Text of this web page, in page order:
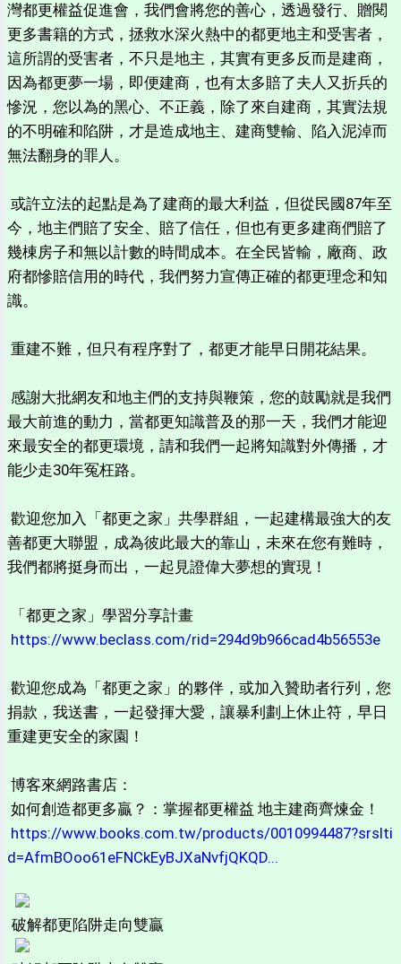
灣都更權益促進會，我們會將您的善心，透過發行、贈閱
更多書籍的方式，拯救水深火熱中的都更地主和受害者，
這所謂的受害者，不只是地主，其實有更多反而是建商，
因為都更夢一場，即便建商，也有太多賠了夫人又折兵的
慘況，您以為的黑心、不正義，除了來自建商，其實法規
的不明確和陷阱，才是造成地主、建商雙輸、陷入泥淖而
無法翻身的罪人。
或許立法的起點是為了建商的最大利益，但從民國87年至
今，地主們賠了安全、賠了信任，但也有更多建商們賠了
幾棟房子和無以計數的時間成本。在全民皆輸，廠商、政
府都慘賠信用的時代，我們努力宣傳正確的都更理念和知
識。
重建不難，但只有程序對了，都更才能早日開花結果。
感謝大批網友和地主們的支持與鞭策，您的鼓勵就是我們
最大前進的動力，當都更知識普及的那一天，我們才能迎
來最安全的都更環境，請和我們一起將知識對外傳播，才
能少走30年冤枉路。
歡迎您加入「都更之家」共學群組，一起建構最強大的友
善都更大聯盟，成為彼此最大的靠山，未來在您有難時，
我們都將挺身而出，一起見證偉大夢想的實現！
「都更之家」學習分享計畫
https://www.beclass.com/rid=294d9b966cad4b56553e
歡迎您成為「都更之家」的夥伴，或加入贊助者行列，您
捐款，我送書，一起發揮大愛，讓暴利劃上休止符，早日
重建更安全的家園！
博客來網路書店：
如何創造都更多贏？：掌握都更權益 地主建商齊煉金！
https://www.books.com.tw/products/0010994487?srslti
d=AfmBOoo61eFNCkEyBJXaNvfjQKQD...
破解都更陷阱走向雙贏